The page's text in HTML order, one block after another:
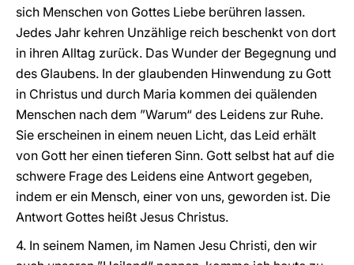
sich Menschen von Gottes Liebe berühren lassen.
Jedes Jahr kehren Unzählige reich beschenkt von dort
in ihren Alltag zurück. Das Wunder der Begegnung und
des Glaubens. In der glaubenden Hinwendung zu Gott
in Christus und durch Maria kommen dei quälenden
Menschen nach dem ”Warum“ des Leidens zur Ruhe.
Sie erscheinen in einem neuen Licht, das Leid erhält
von Gott her einen tieferen Sinn. Gott selbst hat auf die
schwere Frage des Leidens eine Antwort gegeben,
indem er ein Mensch, einer von uns, geworden ist. Die
Antwort Gottes heißt Jesus Christus.
4. In seinem Namen, im Namen Jesu Christi, den wir